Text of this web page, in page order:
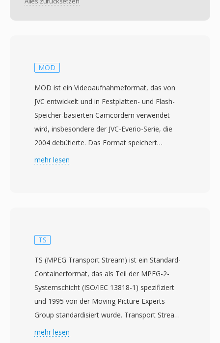
MOD
MOD ist ein Videoaufnahmeformat, das von
JVC entwickelt und in Festplatten- und Flash-
Speicher-basierten Camcordern verwendet
wird, insbesondere der JVC-Everio-Serie, die
2004 debütierte. Das Format speichert
Standard-Definition-MPEG-2-Programm-
abgespielt oder verarbeitet werden können, die
nur durch eine Aenderung der
Dateierweiterung. JVC entwarf MOD als
praktische Brücke zwischen bandbasierter DV-
Aufnahme und vollständig dateibasierten
Workflows, sodass Benutzer direkt auf
Wechselspeicher aufnehmen und sofortigen
mehr lesen
TS
TS (MPEG Transport Stream) ist ein Standard-
Containerformat, das als Teil der MPEG-2-
Systemschicht (ISO/IEC 13818-1) spezifiziert
und 1995 von der Moving Picture Experts
Group standardisiert wurde. Transport Streams
sind für Kommunikations- und
mehr lesen